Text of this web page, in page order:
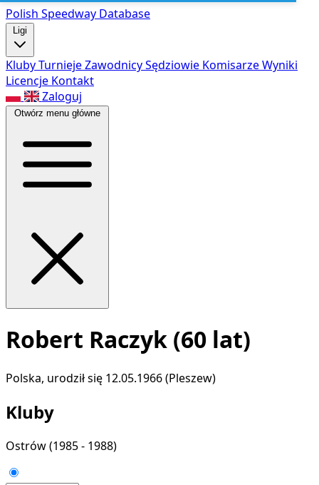
Polish Speedway Database
Ligi
KlubyTurniejeZawodnicySędziowie KomisarzeWyniki
Licencje Kontakt
Zaloguj
Otwórz menu główne
Robert Raczyk (60 lat)
Polska, urodził się 12.05.1966 (Pleszew)
Kluby
Ostrów(1985 - 1988)